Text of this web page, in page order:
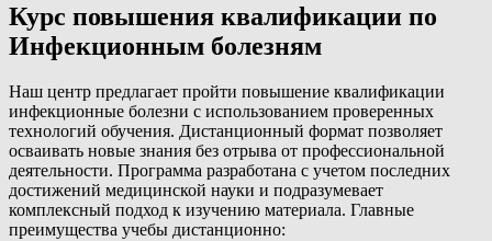
Курс повышения квалификации по
Инфекционным болезням
Наш центр предлагает пройти повышение квалификации
инфекционные болезни с использованием проверенных
технологий обучения. Дистанционный формат позволяет
осваивать новые знания без отрыва от профессиональной
деятельности. Программа разработана с учетом последних
достижений медицинской науки и подразумевает
комплексный подход к изучению материала. Главные
преимущества учебы дистанционно: